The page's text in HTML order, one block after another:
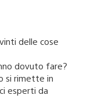
delle cose
dovuto fare?
si rimette in
esperti da